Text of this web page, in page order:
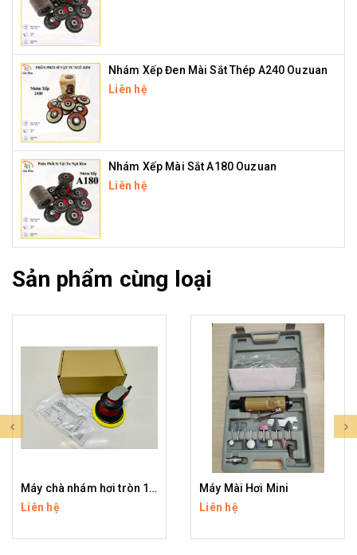
Nhám Xếp Đen Mài Sắt Thép A240 Ouzuan
Liên hệ
Nhám Xếp Mài Sắt A180 Ouzuan
Liên hệ
Sản phẩm cùng loại
Máy chà nhám hơi tròn 125mm Prima ( JH )
Liên hệ
Máy Mài Hơi Mini
Liên hệ